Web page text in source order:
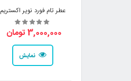
عطر تام فورد نویر اکستریم
3,000,000 تومان
نمایش